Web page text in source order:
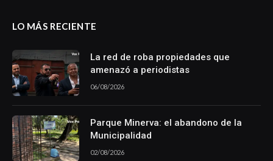
LO MÁS RECIENTE
La red de roba propiedades que
amenazó a periodistas
06/08/2026
Parque Minerva: el abandono de la
Municipalidad
02/08/2026